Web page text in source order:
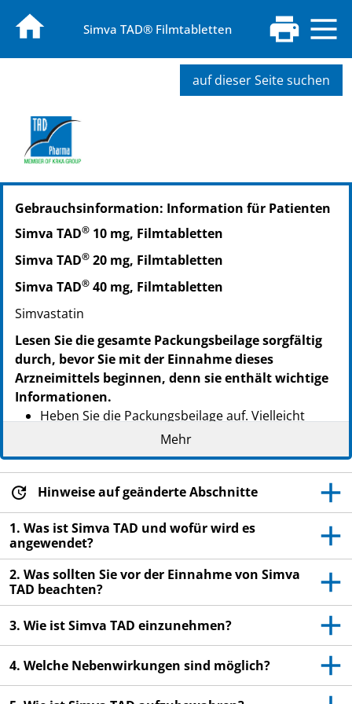
Simva TAD® Filmtabletten
auf dieser Seite suchen
Gebrauchsinformation: Information für Patienten
Simva TAD® 10 mg, Filmtabletten
Simva TAD® 20 mg, Filmtabletten
Simva TAD® 40 mg, Filmtabletten
Simvastatin
Lesen Sie die gesamte Packungsbeilage sorgfältig
durch, bevor Sie mit der Einnahme dieses
Arzneimittels beginnen, denn sie enthält wichtige
Informationen.
Heben Sie die Packungsbeilage auf. Vielleicht
möchten Sie diese später nochmals lesen.
Wenn Sie weitere Fragen haben, wenden Sie sich
verschrieben. Geben Sie es nicht an Dritte weiter.
Es kann anderen Menschen schaden, auch wenn
diese die gleichen Beschwerden haben wie Sie.
Wenn Sie Nebenwirkungen bemerken, wenden Sie
sich an Ihren Arzt oder Apotheker. Dies gilt auch
für Nebenwirkungen, die nicht in dieser
Packungsbeilage angegeben sind. Siehe Abschnitt
4.
Mehr
Hinweise auf geänderte Abschnitte
1. Was ist Simva TAD und wofür wird es
angewendet?
2. Was sollten Sie vor der Einnahme von Simva
TAD beachten?
3. Wie ist Simva TAD einzunehmen?
4. Welche Nebenwirkungen sind möglich?